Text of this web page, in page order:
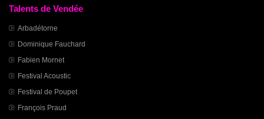
Talents de Vendée
Arbadétorne
Dominique Fauchard
Fabien Mornet
Festival Acoustic
Festival de Poupet
François Praud